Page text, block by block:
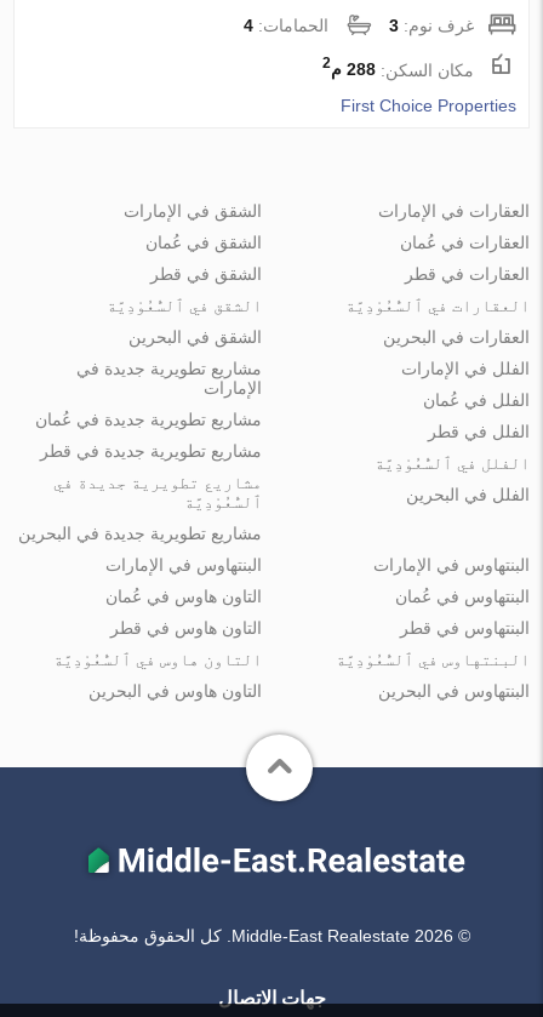
غرف نوم:3 الحمامات:4
مكان السكن:288 م 2
First Choice Properties
العقارات في الإمارات
العقارات في عُمان
العقارات في قطر
العقارات في ٱلسُّعُوْدِيَّة
العقارات في البحرين
الشقق في الإمارات
الشقق في عُمان
الشقق في قطر
الشقق في ٱلسُّعُوْدِيَّة
الشقق في البحرين
الفلل في الإمارات
الفلل في عُمان
الفلل في قطر
الفلل في ٱلسُّعُوْدِيَّة
الفلل في البحرين
مشاريع تطويرية جديدة في
الإمارات
مشاريع تطويرية جديدة في عُمان
مشاريع تطويرية جديدة في قطر
مشاريع تطويرية جديدة في
ٱلسُّعُوْدِيَّة
مشاريع تطويرية جديدة في البحرين
البنتهاوس في الإمارات
البنتهاوس في عُمان
البنتهاوس في قطر
البنتهاوس في ٱلسُّعُوْدِيَّة
البنتهاوس في البحرين
البنتهاوس في الإمارات
التاون هاوس في عُمان
التاون هاوس في قطر
التاون هاوس في ٱلسُّعُوْدِيَّة
التاون هاوس في البحرين
© Middle-East Realestate 2026. كل الحقوق محفوظة!
جهات الاتصال